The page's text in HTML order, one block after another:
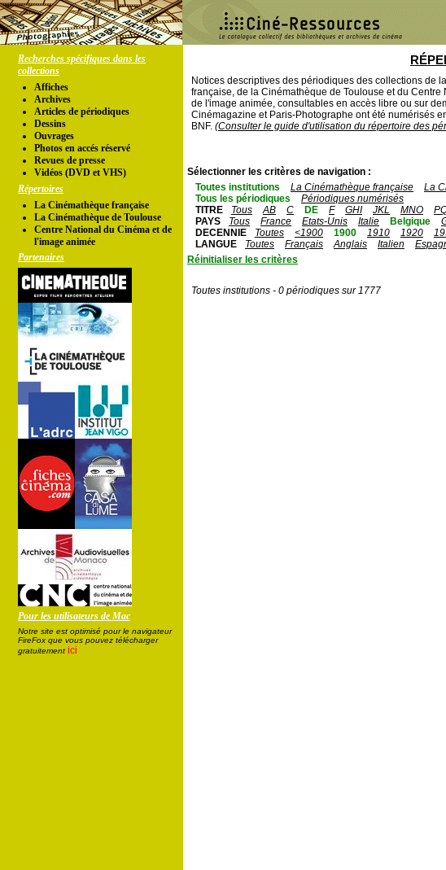
Recherches spécifiques dans les
collections
Affiches
Archives
Articles de périodiques
Dessins
Ouvrages
Photos en accés réservé
Revues de presse
Vidéos (DVD et VHS)
Répertoires
La Cinémathèque française
La Cinémathèque de Toulouse
Centre National du Cinéma et de
l'image animée
Partenaires
Pour les utilisateurs de Mac
Notre site est optimisé pour le navigateur
FireFox que vous pouvez télécharger
gratuitement ici
Notices descriptives des périodiques des collections de
française, de la Cinémathèque de Toulouse et du Centre
de l'image animée, consultables en accès libre ou sur
Cinémagazine et Paris-Photographe ont été numérisés
BNF. (Consulter le guide d'utilisation du répertoire des
Sélectionner les critères de navigation :
Toutes institutions
La Cinémathèque française La
Tous les périodiques
Périodiques numérisés
TITRE
Tous AB C DE F GHI JKL MNO
PAYS
Tous France Etats-Unis Italie Belgique
DECENNIE
Toutes <1900 1900 1910 1920
LANGUE
Toutes Français Anglais Italien
Réinitialiser les critères
Toutes institutions - 0 périodiques sur 1777